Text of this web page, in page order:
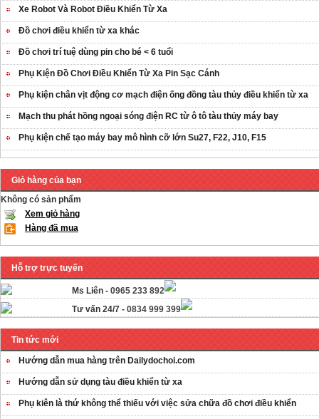
Xe Robot Và Robot Điều Khiển Từ Xa
Đồ chơi điều khiển từ xa khác
Đồ chơi trí tuệ dùng pin cho bé < 6 tuổi
Phụ Kiện Đồ Chơi Điều Khiển Từ Xa Pin Sạc Cánh
Phụ kiện chân vịt động cơ mạch điện ống đồng tàu thủy điều khiển từ xa
Mạch thu phát hồng ngoại sóng điện RC từ ô tô tàu thủy máy bay
Phụ kiện chế tạo máy bay mô hình cỡ lớn Su27, F22, J10, F15
Giỏ hàng của bạn
Không có sản phẩm
Xem giỏ hàng
Hàng đã mua
Hỗ trợ trực tuyến
Ms Liên - 0965 233 892
Tư vấn 24/7 - 0834 999 399
Tin tức mới
Hướng dẫn mua hàng trên Dailydochoi.com
Hướng dẫn sử dụng tàu điều khiển từ xa
Phụ kiên là thứ không thể thiếu với việc sửa chữa đồ chơi điều khiển